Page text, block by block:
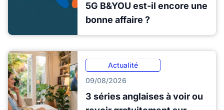
5G B&YOU est-il encore une
bonne affaire ?
Actualité
09/08/2026
3 séries anglaises à voir ou